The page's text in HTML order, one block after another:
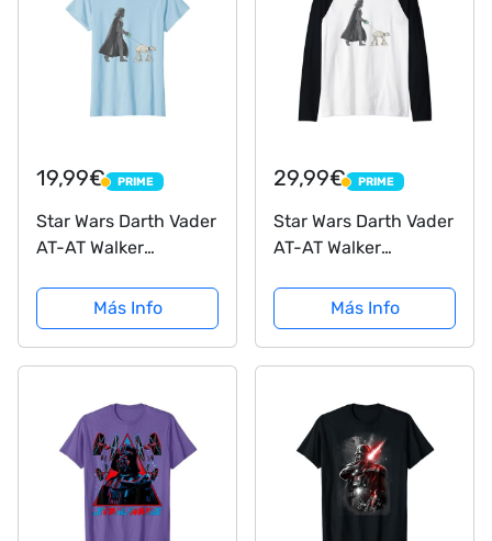
19,99€ PRIME
PRIME
Star Wars Darth Vader
AT-AT Walker
Más Info
29,99€ PRIME
PRIME
Star Wars Darth Vader
AT-AT Walker
Más Info